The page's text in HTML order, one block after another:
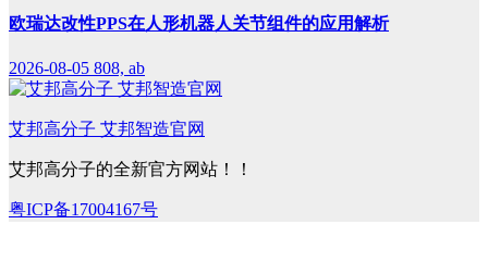
欧瑞达改性PPS在人形机器人关节组件的应用解析
2026-08-05 808, ab
艾邦高分子 艾邦智造官网
艾邦高分子的全新官方网站！！
粤ICP备17004167号